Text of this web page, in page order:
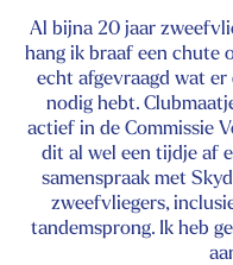
Al bijna 20 jaar
hang ik braaf een chute
echt afgevraagd wat
nodig hebt.
actief in de Commissie
dit al wel een tijdje af
samenspraak met
zweefvliegers,
tandemsprong. Ik heb